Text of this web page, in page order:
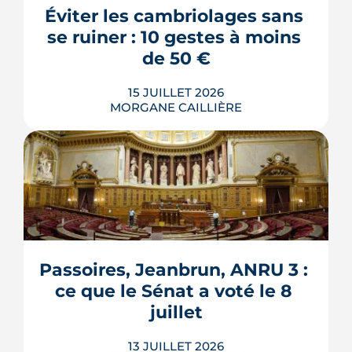
c'est une multirisque habitation qu'on
souscrit, et le vrai cho...
LIRE L'ARTICLE
Éviter les cambriolages sans
se ruiner : 10 gestes à moins
de 50 €
15 JUILLET 2026
MORGANE CAILLIÈRE
Verrous tournés, voisins prévenus,
boîte aux lettres sous contrôle : une
grande partie de la protection d'un
logement repose sur des habitudes qui
gestes gratuits ou à moins de 50 €,
inspirés des conseils officiels de la
police et de la gendarmerie, mon...
LIRE L'ARTICLE
Passoires, Jeanbrun, ANRU 3 :
ce que le Sénat a voté le 8
juillet
13 JUILLET 2026